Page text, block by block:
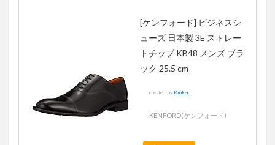
[ケンフォード] ビジネスシ
ューズ 日本製 3E ストレー
トチップ KB48 メンズ ブラ
ック 25.5 cm
created by Rinker
KENFORD(ケンフォード)